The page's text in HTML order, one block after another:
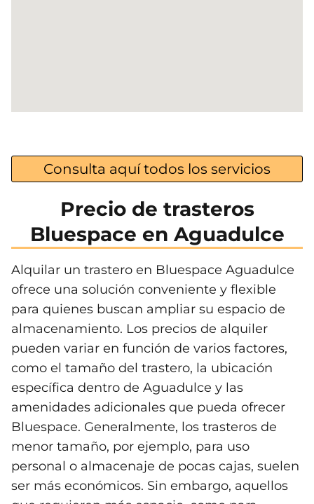
Consulta aquí todos los servicios
Precio de trasteros
Bluespace en Aguadulce
Alquilar un trastero en Bluespace Aguadulce
ofrece una solución conveniente y flexible
para quienes buscan ampliar su espacio de
almacenamiento. Los precios de alquiler
pueden variar en función de varios factores,
como el tamaño del trastero, la ubicación
específica dentro de Aguadulce y las
amenidades adicionales que pueda ofrecer
Bluespace. Generalmente, los trasteros de
menor tamaño, por ejemplo, para uso
personal o almacenaje de pocas cajas, suelen
ser más económicos. Sin embargo, aquellos